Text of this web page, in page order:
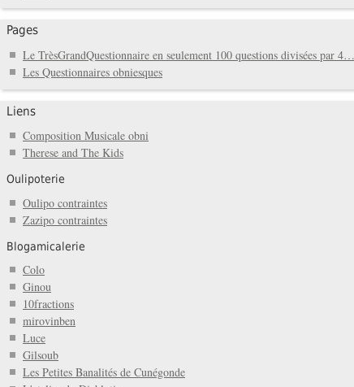
Pages
Le TrèsGrandQuestionnaire en seulement 100 questions divisées par 4…
Les Questionnaires obniesques
Liens
Composition Musicale obni
Therese and The Kids
Oulipoterie
Oulipo contraintes
Zazipo contraintes
Blogamicalerie
Colo
Ginou
10fractions
mirovinben
Luce
Gilsoub
Les Petites Banalités de Cunégonde